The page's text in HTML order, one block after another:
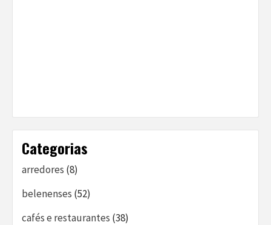
Categorias
arredores (8)
belenenses (52)
cafés e restaurantes (38)